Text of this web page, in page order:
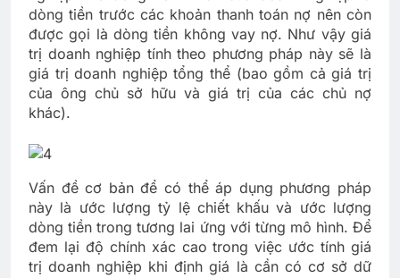
dòng tiền trước các khoản thanh toán nợ nên còn
được gọi là dòng tiền không vay nợ. Như vậy giá
trị doanh nghiệp tính theo phương pháp này sẽ là
giá trị doanh nghiệp tổng thể (bao gồm cả giá trị
của ông chủ sở hữu và giá trị của các chủ nợ
khác).
Vấn đề cơ bản để có thể áp dụng phương pháp
này là ước lượng tỷ lệ chiết khấu và ước lượng
dòng tiền trong tương lai ứng với từng mô hình. Để
đem lại độ chính xác cao trong việc ước tính giá
trị doanh nghiệp khi định giá là cần có cơ sở dữ